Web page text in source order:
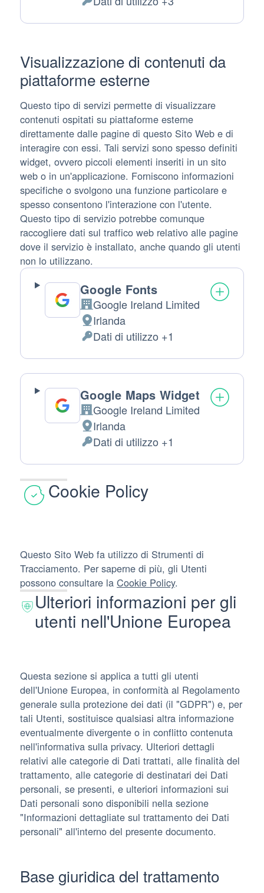
del
trattamento:
Dati
Personali
Visualizzazione di contenuti da
piattaforme esterne
Questo tipo di servizi permette di visualizzare
contenuti ospitati su piattaforme esterne
direttamente dalle pagine di questo Sito Web e di
interagire con essi. Tali servizi sono spesso definiti
widget, ovvero piccoli elementi inseriti in un sito
web o in un'applicazione. Forniscono informazioni
specifiche o svolgono una funzione particolare e
spesso consentono l'interazione con l'utente.
Questo tipo di servizio potrebbe comunque
raccogliere dati sul traffico web relativo alle pagine
dove il servizio è installato, anche quando gli utenti
non lo utilizzano.
Google Fonts
Azienda:
Google Ireland Limited
Luogo
del
trattamento:
Irlanda
Dati
Personali
trattati:
Dati di utilizzo +1
Google Maps Widget
Azienda:
Google Ireland Limited
Luogo
del
trattamento:
Irlanda
Dati
Personali
Dati di utilizzo +1
Cookie Policy
Questo Sito Web fa utilizzo di Strumenti di
Tracciamento. Per saperne di più, gli Utenti
possono consultare la Cookie Policy.
Ulteriori informazioni per gli
utenti nell'Unione Europea
Questa sezione si applica a tutti gli utenti
dell'Unione Europea, in conformità al Regolamento
generale sulla protezione dei dati (il "GDPR") e, per
tali Utenti, sostituisce qualsiasi altra informazione
eventualmente divergente o in conflitto contenuta
nell'informativa sulla privacy. Ulteriori dettagli
relativi alle categorie di Dati trattati, alle finalità del
trattamento, alle categorie di destinatari dei Dati
personali, se presenti, e ulteriori informazioni sui
Dati personali sono disponibili nella sezione
"Informazioni dettagliate sul trattamento dei Dati
personali" all'interno del presente documento.
Base giuridica del trattamento